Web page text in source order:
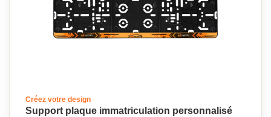
Créez votre design
Support plaque immatriculation personnalisé